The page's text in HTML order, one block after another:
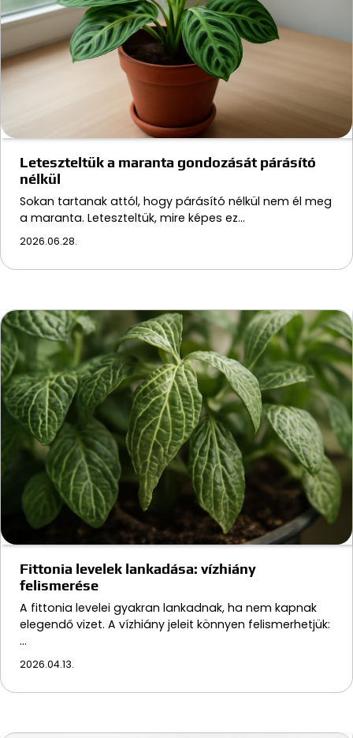
Leteszteltük a maranta gondozását párásító
nélkül
Sokan tartanak attól, hogy párásító nélkül nem él meg
a maranta. Leteszteltük, mire képes ez…
2026.06.28.
Fittonia levelek lankadása: vízhiány
felismerése
A fittonia levelei gyakran lankadnak, ha nem kapnak
elegendő vizet. A vízhiány jeleit könnyen felismerhetjük:
…
2026.04.13.